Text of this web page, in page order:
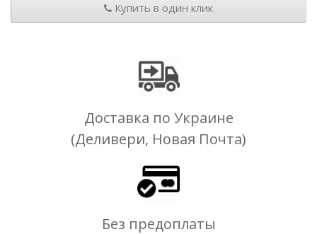
Купить в один клик
Доставка по Украине
(Деливери, Новая Почта)
Без предоплаты